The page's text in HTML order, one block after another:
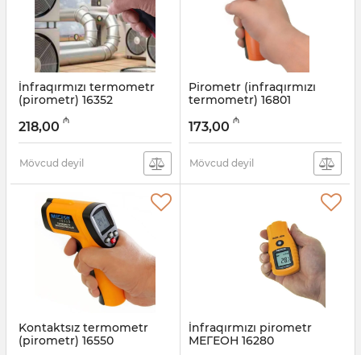
İnfraqırmızı termometr
(pirometr) 16352
Artikul: 003001320
218,00 ₼
Mövcud deyil
Pirometr (infraqırmızı
termometr) 16801
Artikul: 003001315
173,00 ₼
Mövcud deyil
Kontaktsız termometr
(pirometr) 16550
İnfraqırmızı pirometr
МЕГЕОН 16280